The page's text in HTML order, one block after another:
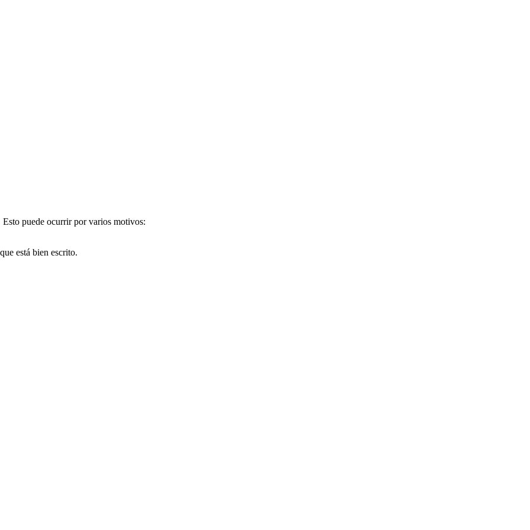
puede ocurrir por varios motivos:
está bien escrito.